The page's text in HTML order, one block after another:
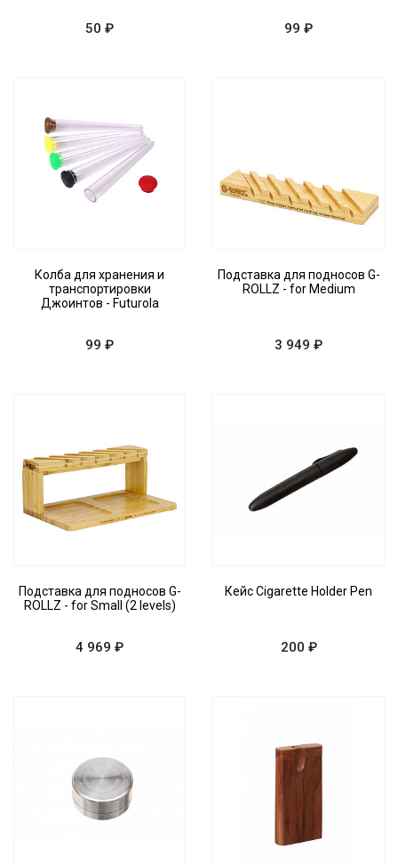
50 ₽ 99 ₽
Колба для хранения и
транспортировки
Джоинтов - Futurola
99 ₽
Подставка для подносов G-
ROLLZ - for Medium
3 949 ₽
Подставка для подносов G-
ROLLZ - for Small (2 levels)
4 969 ₽
Кейс Cigarette Holder Pen
200 ₽